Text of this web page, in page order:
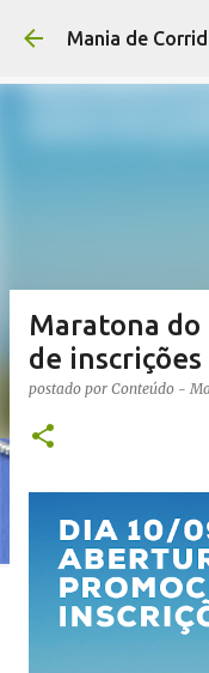
Mania de
Maratona do
de
postado por Conteúdo -